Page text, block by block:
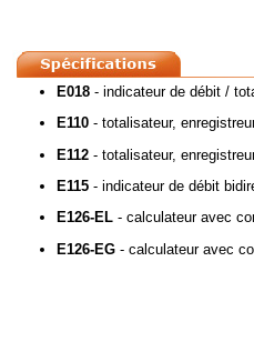
E018 - indicateur de débit /
E110 - totalisateur,
E112 - totalisateur,
E115 - indicateur de débit
E126-EL - calculateur avec
E126-EG - calculateur avec